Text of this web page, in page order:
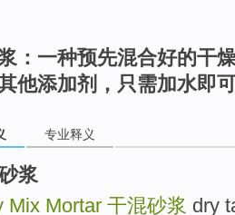
：一种预先混合好的干
他添加剂，只需加水即
专业释义
浆
Mix Mortar 干混砂浆 dry